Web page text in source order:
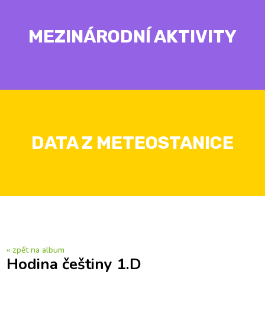
MEZINÁRODNÍ AKTIVITY
DATA Z METEOSTANICE
« zpět na album
Hodina češtiny 1.D